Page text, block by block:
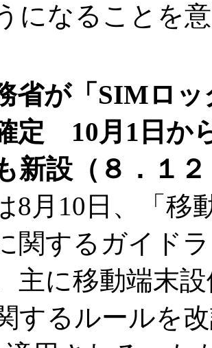
になることを
省が「SIMロ
定 10月1日か
新設（８．１
8月10日、「移
関するガイド
主に移動端末
するルールを